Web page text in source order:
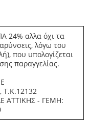
24% αλλα όχι τα
λόγω του
που υπολογίζεται
παραγγελίας.
Τ.Κ.12132
ΑΤΤΙΚΗΣ - ΓΕΜΗ: